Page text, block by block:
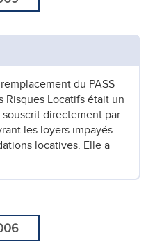
du PASS
Risques Locatifs était un
souscrit directement par
les loyers impayés
locatives. Elle a